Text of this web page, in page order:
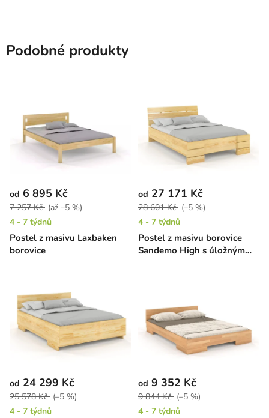
Podobné produkty
Postel z masivu Laxbaken
borovice
od 6 895 Kč
7 257 Kč (až –5 %)
4 - 7 týdnů
Postel z masivu borovice
Sandemo High s úložným
od 27 171 Kč
28 601 Kč (–5 %)
4 - 7 týdnů
od 24 299 Kč
25 578 Kč (–5 %)
4 - 7 týdnů
od 9 352 Kč
9 844 Kč (–5 %)
4 - 7 týdnů